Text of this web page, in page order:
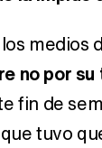
medios
no por
fin de
tuvo